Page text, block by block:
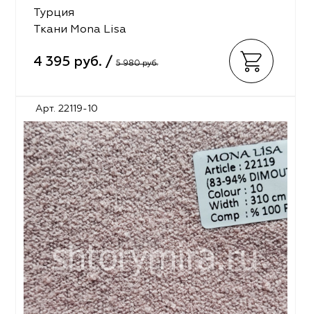
Турция
Ткани Mona Lisa
4 395 руб. / 5 980 руб.
Арт. 22119-10